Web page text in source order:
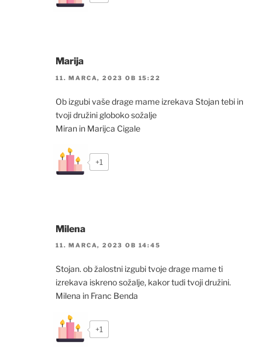
Marija
11. MARCA, 2023 OB 15:22
Ob izgubi vaše drage mame izrekava Stojan tebi in
tvoji družini globoko sožalje
Miran in Marijca Cigale
+1
Milena
11. MARCA, 2023 OB 14:45
Stojan. ob žalostni izgubi tvoje drage mame ti
izrekava iskreno sožalje, kakor tudi tvoji družini.
Milena in Franc Benda
+1